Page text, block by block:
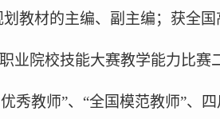
教材的主编、副主编；获全
业院校技能大赛教学能力比
秀教师”、 “全国模范教师”、